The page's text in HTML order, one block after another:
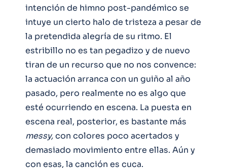
intención de himno post-pandémico se
intuye un cierto halo de tristeza a pesar de
la pretendida alegría de su ritmo. El
estribillo no es tan pegadizo y de nuevo
tiran de un recurso que no nos convence:
la actuación arranca con un guiño al año
pasado, pero realmente no es algo que
esté ocurriendo en escena. La puesta en
escena real, posterior, es bastante más
messy,con colores poco acertados y
demasiado movimiento entre ellas. Aún y
con esas, la canción es cuca.